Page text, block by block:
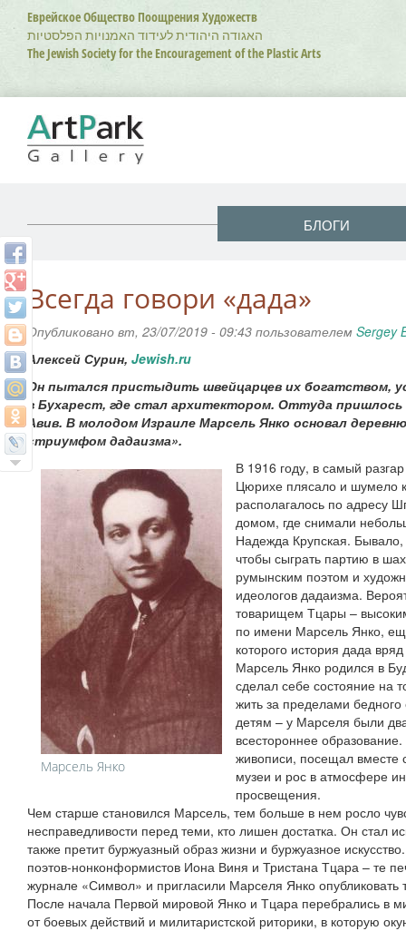
Перейти
основному
содержанию
Еврейское Общество Поощрения Художеств
האגודה היהודית לעידוד האמנויות הפלסטיות
The Jewish Society for the Encouragement of the Plastic Arts
БЛОГИ
Всегда говори «дада»
Опубликовано вт, 23/07/2019 - 09:43 пользователем Sergey
Алексей Сурин, Jewish.ru
Он пытался пристыдить швейцарцев их богатством,
в Бухарест, где стал архитектором. Оттуда
Авив. В молодом Израиле Марсель Янко основал
«триумфом дадаизма».
Марсель Янко
В 1916 году, в самый
Цюрихе плясало и шумело
располагалось по адресу
домом, где снимали
Надежда Крупская.
чтобы сыграть партию в
румынским поэтом и
идеологов дадаизма.
товарищем Тцары –
по имени Марсель Янко,
которого история дада
Марсель Янко родился в
сделал себе состояние на
жить за пределами бедного
детям – у Марселя были
всестороннее
живописи, посещал вместе
музеи и рос в атмосфере
просвещения.
Чем старше становился Марсель, тем больше в нем росло
несправедливости перед теми, кто лишен достатка. Он стал
также претит буржуазный образ жизни и буржуазное
поэтов-нонконформистов Иона Виня и Тристана Тцара – те
журнале «Символ» и пригласили Марселя Янко опубликовать
После начала Первой мировой Янко и Тцара перебрались в
от боевых действий и милитаристской риторики, в которую